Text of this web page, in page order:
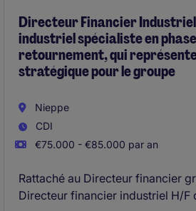
Directeur Financier Industriel
industriel spécialiste en
retournement, qui
stratégique pour le groupe
Nieppe
CDI
€75.000 - €85.000 par an
Rattaché au Directeur financier
Directeur financier industriel H/F